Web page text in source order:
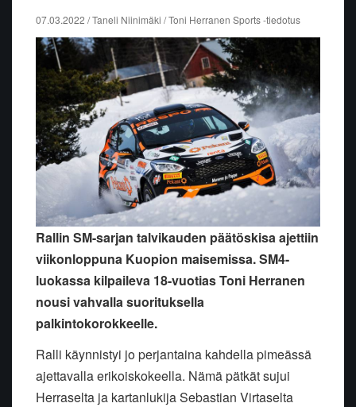
07.03.2022 / Taneli Niinimäki / Toni Herranen Sports -tiedotus
Rallin SM-sarjan talvikauden päätöskisa ajettiin
viikonloppuna Kuopion maisemissa. SM4-
luokassa kilpaileva 18-vuotias Toni Herranen
nousi vahvalla suorituksella
palkintokorokkeelle.
Ralli käynnistyi jo perjantaina kahdella pimeässä
ajettavalla erikoiskokeella. Nämä pätkät sujui
Herraselta ja kartanlukija Sebastian Virtaselta